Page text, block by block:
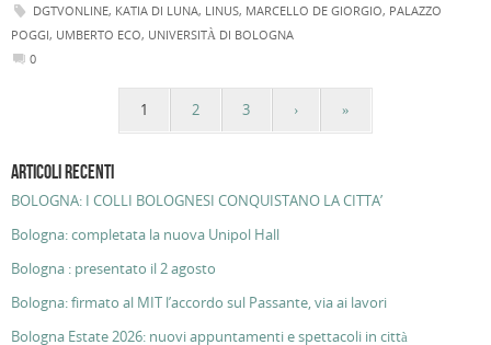
DGTVONLINE, KATIA DI LUNA, LINUS, MARCELLO DE GIORGIO, PALAZZO
POGGI, UMBERTO ECO, UNIVERSITÀ DI BOLOGNA
0
1 2 3 › »
ARTICOLI RECENTI
BOLOGNA: I COLLI BOLOGNESI CONQUISTANO LA CITTA’
Bologna: completata la nuova Unipol Hall
Bologna : presentato il 2 agosto
Bologna: firmato al MIT l’accordo sul Passante, via ai lavori
Bologna Estate 2026: nuovi appuntamenti e spettacoli in città